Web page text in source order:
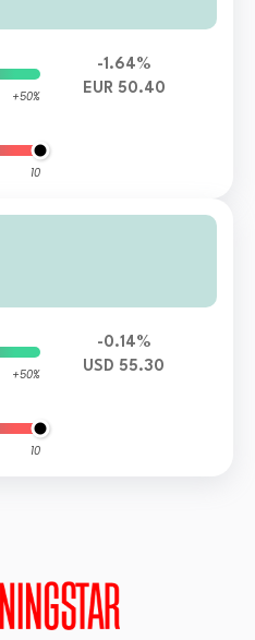
+50%
10
-1.64%
EUR 50.40
+50%
10
-0.14%
USD 55.30